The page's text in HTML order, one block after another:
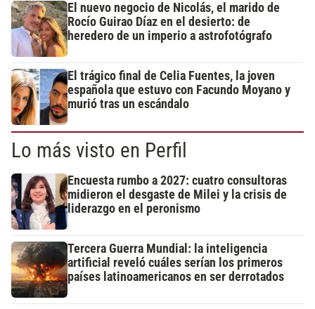
El nuevo negocio de Nicolás, el marido de
Rocío Guirao Díaz en el desierto: de
heredero de un imperio a astrofotógrafo
El trágico final de Celia Fuentes, la joven
española que estuvo con Facundo Moyano y
murió tras un escándalo
Lo más visto en Perfil
Encuesta rumbo a 2027: cuatro consultoras
midieron el desgaste de Milei y la crisis de
liderazgo en el peronismo
Tercera Guerra Mundial: la inteligencia
artificial reveló cuáles serían los primeros
países latinoamericanos en ser derrotados